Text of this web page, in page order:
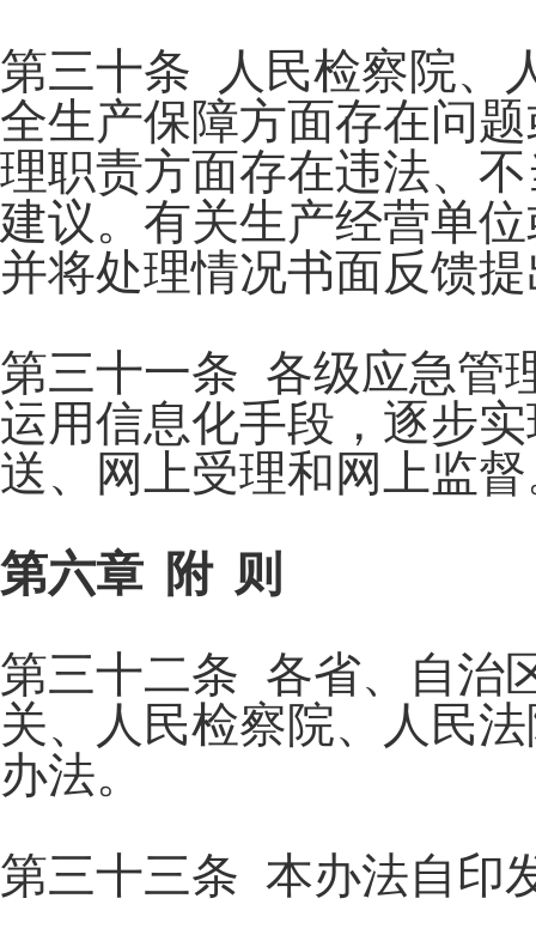
第三十条 人民检察院、
全生产保障方面存在问
理职责方面存在违法、
建议。有关生产经营单
并将处理情况书面反馈
第三十一条 各级应急管
运用信息化手段，逐步
送、网上受理和网上监
第六章 附 则
第三十二条 各省、自治
关、人民检察院、人民
办法。
第三十三条 本办法自印